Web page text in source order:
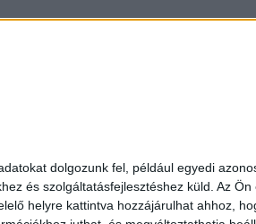
dolgozunk fel, például egyedi
és szolgáltatásfejlesztéshez küld. Az Ön
helyre kattintva hozzájárulhat ahhoz,
AML-nyilatkozat